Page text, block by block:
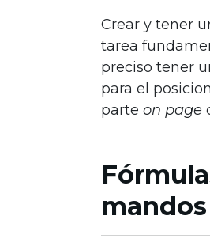
Crear y tener
tarea
preciso tener
para el
parte on page